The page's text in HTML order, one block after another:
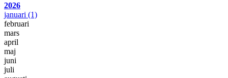
2026
januari (1)
februari
mars
april
maj
juni
juli